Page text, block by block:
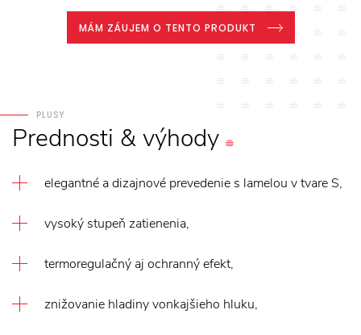
MÁM ZÁUJEM O TENTO PRODUKT
PLUSY
Prednosti &výhody
elegantné a dizajnové prevedenie s lamelou v tvare S,
vysoký stupeň zatienenia,
termoregulačný aj ochranný efekt,
znižovanie hladiny vonkajšieho hluku,